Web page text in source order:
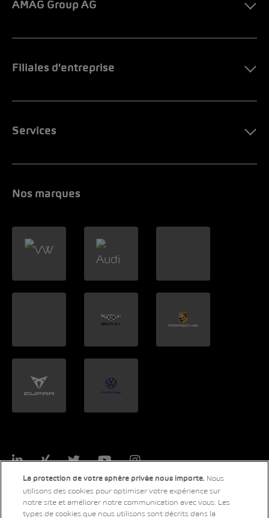
AMAG Group AG
Filiales d'entreprise
Services
Nos marques
LinkedIn
Xing TwitterYouTubeInstagram
La protection de votre sphère privée nous importe. Nous
utilisons des cookies pour optimiser votre expérience sur
notre site et améliorer notre communication avec vous. Les
types de cookies que nous utilisons sont décrits dans la